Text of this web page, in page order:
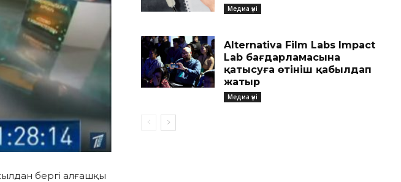
бергі алғашқы
Медиа үні
Alternativa Film Labs Impact
Lab бағдарламасына
қатысуға өтініш қабылдап
жатыр
Медиа үні